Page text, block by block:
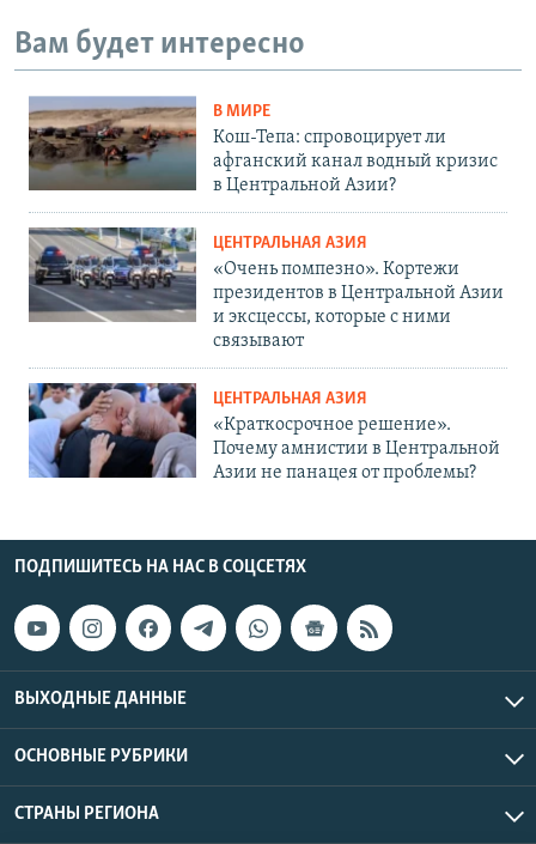
Вам будет интересно
В МИРЕ
Кош-Тепа: спровоцирует ли
афганский канал водный кризис
в Центральной Азии?
ЦЕНТРАЛЬНАЯ АЗИЯ
«Очень помпезно». Кортежи
президентов в Центральной Азии
и эксцессы, которые с ними
связывают
ЦЕНТРАЛЬНАЯ АЗИЯ
«Краткосрочное решение».
Почему амнистии в Центральной
Азии не панацея от проблемы?
ПОДПИШИТЕСЬ НА НАС В СОЦСЕТЯХ
ВЫХОДНЫЕ ДАННЫЕ
ОСНОВНЫЕ РУБРИКИ
СТРАНЫ РЕГИОНА